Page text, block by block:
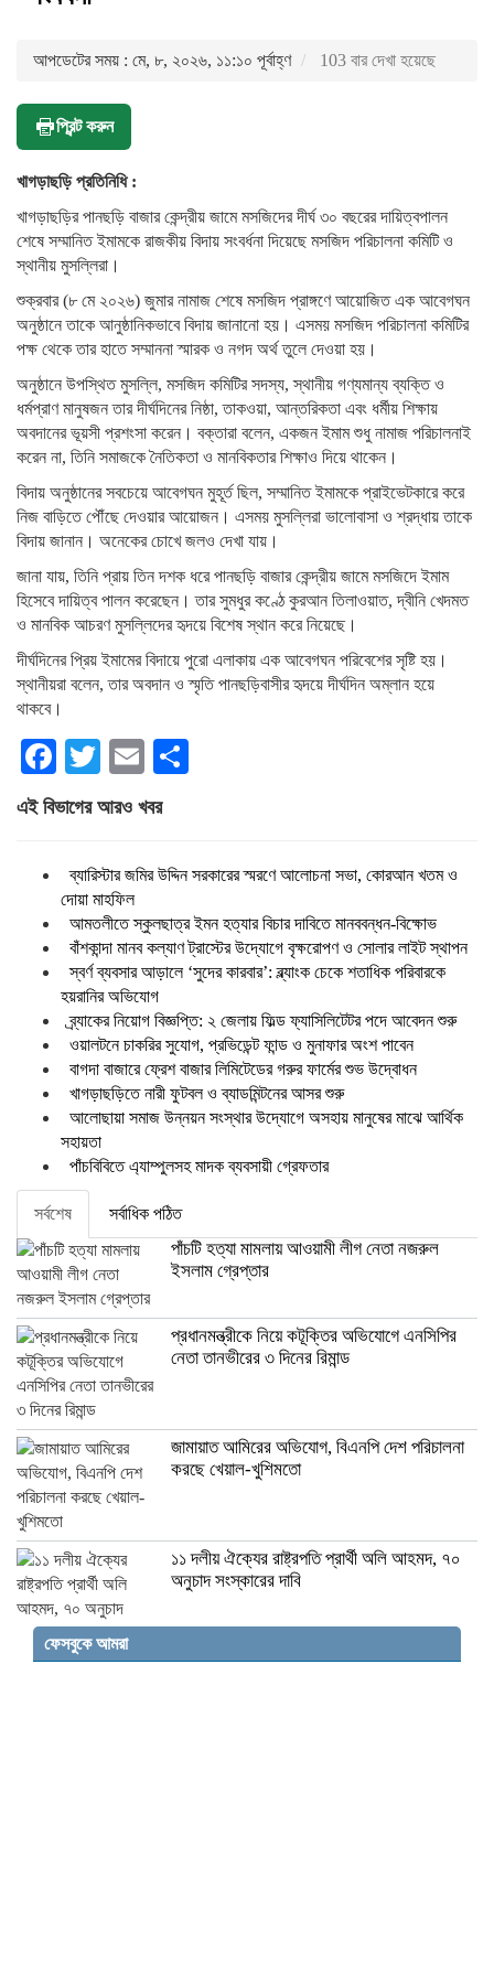
আপডেটের সময় : মে, ৮, ২০২৬, ১১:১০ পূর্বাহ্ণ 103 বার দেখা হয়েছে
প্রিন্ট করুন
খাগড়াছড়ি প্রতিনিধি :
খাগড়াছড়ির পানছড়ি বাজার কেন্দ্রীয় জামে মসজিদের দীর্ঘ ৩০ বছরের দায়িত্বপালন
শেষে সম্মানিত ইমামকে রাজকীয় বিদায় সংবর্ধনা দিয়েছে মসজিদ পরিচালনা কমিটি ও
স্থানীয় মুসল্লিরা।
শুক্রবার (৮ মে ২০২৬) জুমার নামাজ শেষে মসজিদ প্রাঙ্গণে আয়োজিত এক আবেগঘন
অনুষ্ঠানে তাকে আনুষ্ঠানিকভাবে বিদায় জানানো হয়। এসময় মসজিদ পরিচালনা কমিটির
পক্ষ থেকে তার হাতে সম্মাননা স্মারক ও নগদ অর্থ তুলে দেওয়া হয়।
অনুষ্ঠানে উপস্থিত মুসল্লি, মসজিদ কমিটির সদস্য, স্থানীয় গণ্যমান্য ব্যক্তি ও
ধর্মপ্রাণ মানুষজন তার দীর্ঘদিনের নিষ্ঠা, তাকওয়া, আন্তরিকতা এবং ধর্মীয় শিক্ষায়
অবদানের ভূয়সী প্রশংসা করেন। বক্তারা বলেন, একজন ইমাম শুধু নামাজ পরিচালনাই
করেন না, তিনি সমাজকে নৈতিকতা ও মানবিকতার শিক্ষাও দিয়ে থাকেন।
বিদায় অনুষ্ঠানের সবচেয়ে আবেগঘন মুহূর্ত ছিল, সম্মানিত ইমামকে প্রাইভেটকারে করে
নিজ বাড়িতে পৌঁছে দেওয়ার আয়োজন। এসময় মুসল্লিরা ভালোবাসা ও শ্রদ্ধায় তাকে
বিদায় জানান। অনেকের চোখে জলও দেখা যায়।
জানা যায়, তিনি প্রায় তিন দশক ধরে পানছড়ি বাজার কেন্দ্রীয় জামে মসজিদে ইমাম
হিসেবে দায়িত্ব পালন করেছেন। তার সুমধুর কণ্ঠে কুরআন তিলাওয়াত, দ্বীনি খেদমত
ও মানবিক আচরণ মুসল্লিদের হৃদয়ে বিশেষ স্থান করে নিয়েছে।
দীর্ঘদিনের প্রিয় ইমামের বিদায়ে পুরো এলাকায় এক আবেগঘন পরিবেশের সৃষ্টি হয়।
স্থানীয়রা বলেন, তার অবদান ও স্মৃতি পানছড়িবাসীর হৃদয়ে দীর্ঘদিন অম্লান হয়ে
থাকবে।
Facebook
TwitterEmail
এই বিভাগের আরও খবর
ব্যারিস্টার জমির উদ্দিন সরকারের স্মরণে আলোচনা সভা, কোরআন খতম ও
দোয়া মাহফিল
আমতলীতে স্কুলছাত্র ইমন হত্যার বিচার দাবিতে মানববন্ধন-বিক্ষোভ
বাঁশকান্দা মানব কল্যাণ ট্রাস্টের উদ্যোগে বৃক্ষরোপণ ও সোলার লাইট স্থাপন
স্বর্ণ ব্যবসার আড়ালে ‘সুদের কারবার’: ব্ল্যাংক চেকে শতাধিক পরিবারকে
হয়রানির অভিযোগ
ব্র্যাকের নিয়োগ বিজ্ঞপ্তি: ২ জেলায় ফিল্ড ফ্যাসিলিটেটর পদে আবেদন শুরু
ওয়ালটনে চাকরির সুযোগ, প্রভিডেন্ট ফান্ড ও মুনাফার অংশ পাবেন
বাগদা বাজারে ফ্রেশ বাজার লিমিটেডের গরুর ফার্মের শুভ উদ্বোধন
খাগড়াছড়িতে নারী ফুটবল ও ব্যাডমিন্টনের আসর শুরু
আলোছায়া সমাজ উন্নয়ন সংস্থার উদ্যোগে অসহায় মানুষের মাঝে আর্থিক
সহায়তা
পাঁচবিবিতে এ্যাম্পুলসহ মাদক ব্যবসায়ী গ্রেফতার
সর্বশেষ সর্বাধিক পঠিত
পাঁচটি হত্যা মামলায় আওয়ামী লীগ নেতা নজরুল
ইসলাম গ্রেপ্তার
প্রধানমন্ত্রীকে নিয়ে কটূক্তির অভিযোগে এনসিপির
নেতা তানভীরের ৩ দিনের রিমান্ড
জামায়াত আমিরের অভিযোগ, বিএনপি দেশ পরিচালনা
করছে খেয়াল-খুশিমতো
১১ দলীয় ঐক্যের রাষ্ট্রপতি প্রার্থী অলি আহমদ, ৭০
অনুচাদ সংস্কারের দাবি
ফেসবুকে আমরা